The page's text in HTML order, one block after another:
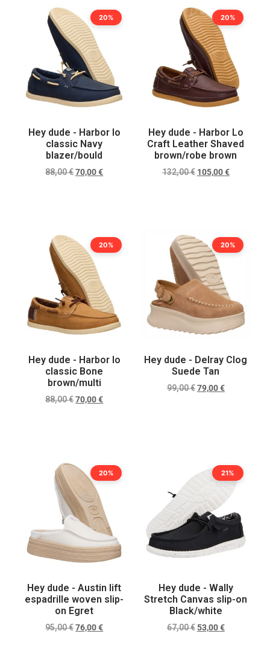
20%
Hey dude - Harbor lo
classic Navy
blazer/bould
88,00€70,00€
20%
Hey dude - Harbor Lo
Craft Leather Shaved
brown/robe brown
132,00€ 105,00€
20%
Hey dude - Harbor lo
classic Bone
brown/multi
88,00€70,00€
20%
Hey dude - Delray Clog
Suede Tan
99,00€ 79,00€
20%
Hey dude - Austin lift
espadrille woven slip-
on Egret
95,00€76,00€
21%
Hey dude - Wally
Stretch Canvas slip-on
Black/white
67,00€ 53,00€